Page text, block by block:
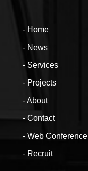
Home
News
Services
Projects
About
Contact
Web Conference
Recruit